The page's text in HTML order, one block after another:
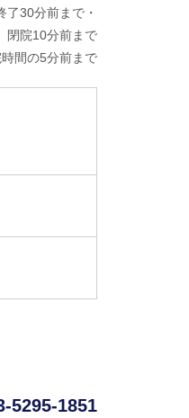
了30分前まで・
閉院10分前まで
間の5分前まで
5295-1851